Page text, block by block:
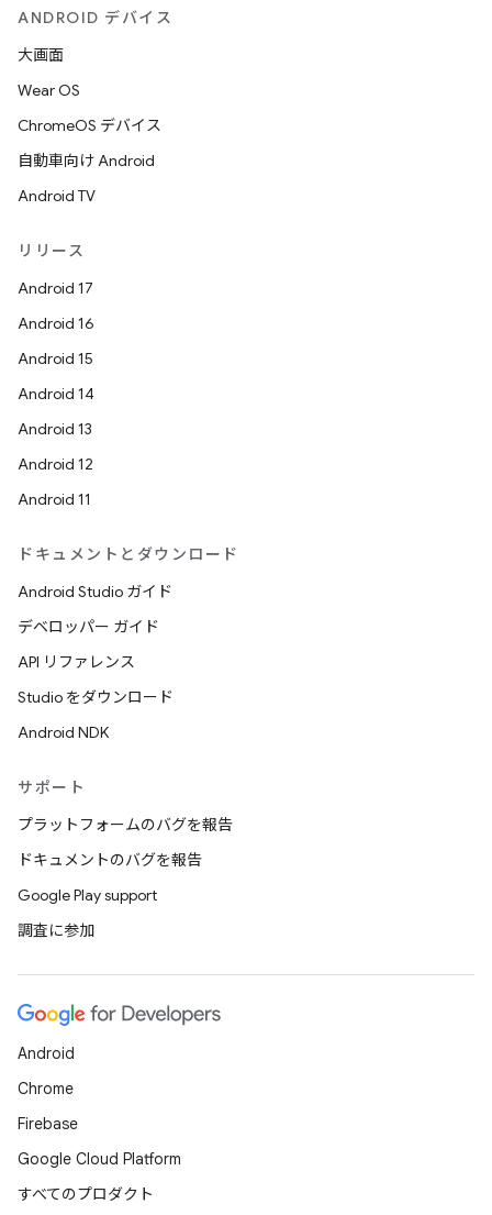
ANDROID デバイス
大画面
Wear OS
ChromeOS デバイス
自動車向け Android
Android TV
リリース
Android 17
Android 16
Android 15
Android 14
Android 13
Android 12
Android 11
ドキュメントとダウンロード
Android Studio ガイド
デベロッパー ガイド
API リファレンス
Studio をダウンロード
Android NDK
サポート
プラットフォームのバグを報告
ドキュメントのバグを報告
Google Play support
調査に参加
Android
Chrome
Firebase
Google Cloud Platform
すべてのプロダクト